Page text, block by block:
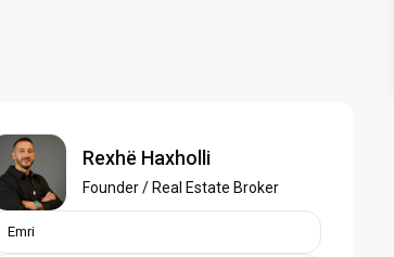
Rexhë Haxholli
Founder / Real Estate Broker